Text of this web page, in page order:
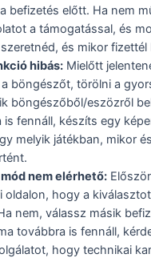
befizetés előtt. Ha nem
a támogatással, és
és mikor fizettél
hibás: Mielőtt
böngészőt, törölni a
böngészőből/eszözről
is fennáll, készíts egy
melyik játékban, mikor
nem elérhető:
oldalon, hogy a
nem, válassz másik
továbbra is fennáll,
hogy technikai